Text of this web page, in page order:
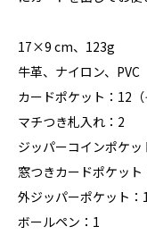
17×9 cm、123g
牛革、ナイロン、PVC
カードポケット：12（
マチつき札入れ：2
ジッパーコインポケッ
窓つきカードポケット
外ジッパーポケット：
ボールペン：1